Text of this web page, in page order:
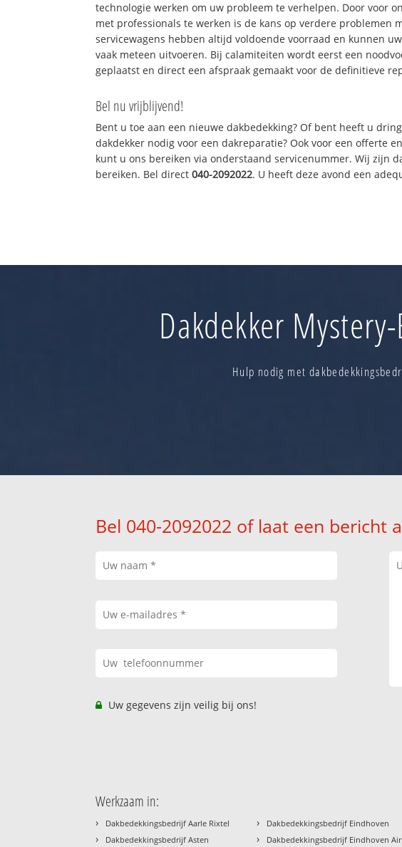
technologie werken om uw probleem te verhelpen. Door voor
met professionals te werken is de kans op verdere problemen
servicewagens hebben altijd voldoende voorraad en kunnen
vaak meteen uitvoeren. Bij calamiteiten wordt eerst een
geplaatst en direct een afspraak gemaakt voor de definitieve
Bel nu vrijblijvend!
Bent u toe aan een nieuwe dakbedekking? Of bent heeft u
dakdekker nodig voor een dakreparatie? Ook voor een offerte
kunt u ons bereiken via onderstaand servicenummer. Wij zijn
bereiken. Bel direct040-2092022. U heeft deze avond een
Dakdekker
Hulp nodig met
Bel 040-2092022 of laat een
Uw gegevens zijn veilig bij ons!
Werkzaam in:
› Dakbedekkingsbedrijf Aarle Rixtel
› Dakbedekkingsbedrijf Asten
› Dakbedekkingsbedrijf Eindhoven
› Dakbedekkingsbedrijf Eindhoven